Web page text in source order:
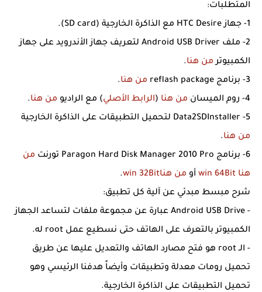
المتطلبات:
1- جهاز HTC Desire مع الذاكرة الخارجية (SD card).
2- ملف Android USB Driver لتعريف جهاز الأندرويد على جهاز
الكمبيوترمن هنا.
3- برنامج reflash package
من هنا.
4- روم الميسان
من هنا (الرابط الأصلي) مع الراديو من هنا.
5- Data2SDInstaller لتحميل التطبيقات على الذاكرة الخارجية
من هنا.
6- برنامج Paragon Hard Disk Manager 2010 Pro تورنت
من
هنا win 64Bit
أو من هناwin 32Bit
.
شرح مبسط مبدئي عن آلية كل تطبيق:
- Android USB Drive عبارة عن مجموعة ملفات لتساعد الجهاز
الكمبيوتر بالتعرف على الهاتف حتى نسطيع عمل root له.
- الـ root هو فتح مصارد الهاتف والتعديل عليها عن طريق
تحميل رومات معدلة وتطبيقات وأيضاً هدفنا الرئيسي وهو
تحميل التطبيقات على الذاكرة الخارجية.